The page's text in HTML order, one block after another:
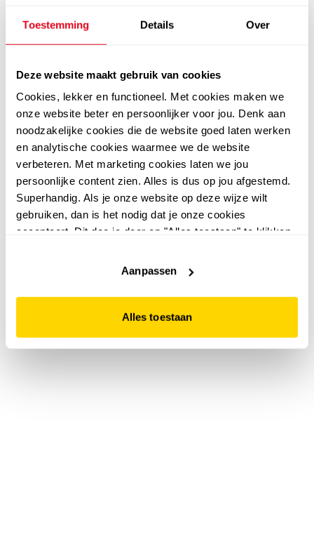
Toestemming Details Over
Deze website maakt gebruik van cookies
Cookies, lekker en functioneel. Met cookies maken we
onze website beter en persoonlijker voor jou. Denk aan
noodzakelijke cookies die de website goed laten werken
en analytische cookies waarmee we de website
verbeteren. Met marketing cookies laten we jou
persoonlijke content zien. Alles is dus op jou afgestemd.
Superhandig. Als je onze website op deze wijze wilt
gebruiken, dan is het nodig dat je onze cookies
accepteert. Dit doe je door op "Alles toestaan" te klikken.
website niet optimaal functioneert.
Aanpassen
Alles toestaan